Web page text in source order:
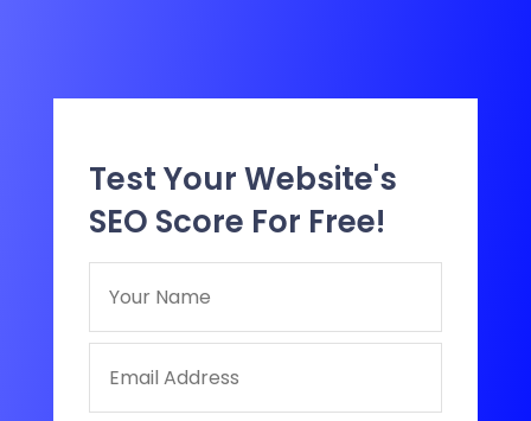
Test Your Website's
SEO Score For Free!